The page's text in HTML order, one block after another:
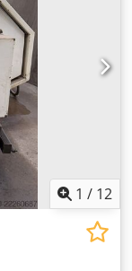
1 / 12